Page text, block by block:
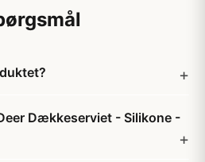
Dækkeserviet - Silikone -